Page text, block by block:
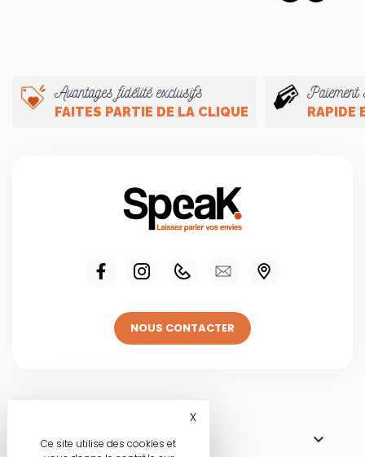
Avantages fidélité exclusifs
FAITES PARTIE DE LA CLIQUE
Paiement
RAPIDE
NOUS CONTACTER

NOS BOUTIQUES
Ce site utilise des cookies et
XMasquer le bandeau des